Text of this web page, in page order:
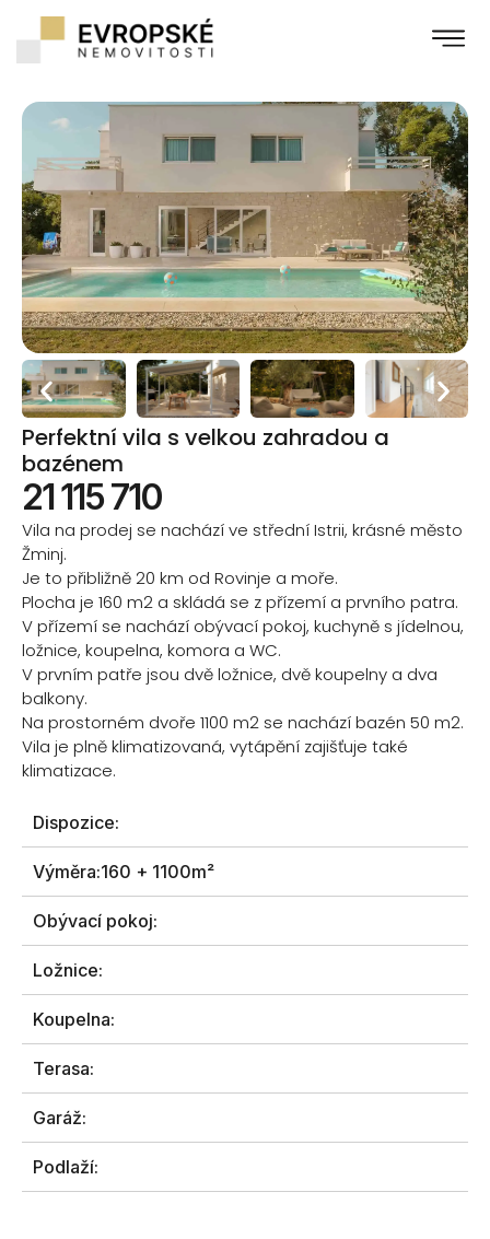
Perfektní vila s velkou zahradou a
bazénem
21 115 710
Vila na prodej se nachází ve střední Istrii, krásné město
Žminj.
Je to přibližně 20 km od Rovinje a moře.
Plocha je 160 m2 a skládá se z přízemí a prvního patra.
V přízemí se nachází obývací pokoj, kuchyně s jídelnou,
ložnice, koupelna, komora a WC.
V prvním patře jsou dvě ložnice, dvě koupelny a dva
balkony.
Na prostorném dvoře 1100 m2 se nachází bazén 50 m2.
Vila je plně klimatizovaná, vytápění zajišťuje také
klimatizace.
Dispozice:
Výměra:160 + 1100m²
Obývací pokoj:
Ložnice:
Koupelna:
Terasa:
Garáž:
Podlaží: